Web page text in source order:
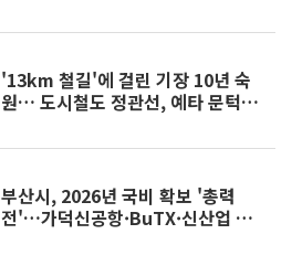
'13km 철길'에 걸린 기장 10년 숙
원… 도시철도 정관선, 예타 문턱에
부산시, 2026년 국비 확보 '총력
전'…가덕신공항·BuTX·신산업 육